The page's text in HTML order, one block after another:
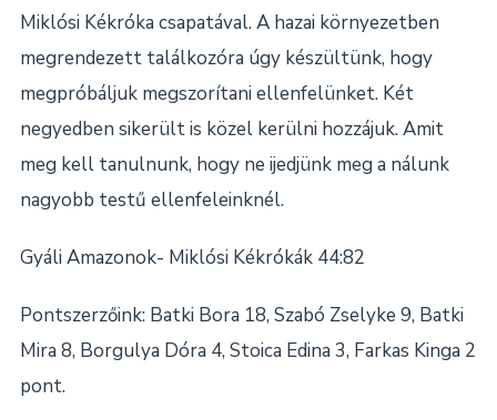
Miklósi Kékróka csapatával. A hazai környezetben
megrendezett találkozóra úgy készültünk, hogy
megpróbáljuk megszorítani ellenfelünket. Két
negyedben sikerült is közel kerülni hozzájuk. Amit
meg kell tanulnunk, hogy ne ijedjünk meg a nálunk
nagyobb testű ellenfeleinknél.
Gyáli Amazonok- Miklósi Kékrókák 44:82
Pontszerzőink: Batki Bora 18, Szabó Zselyke 9, Batki
Mira 8, Borgulya Dóra 4, Stoica Edina 3, Farkas Kinga 2
pont.